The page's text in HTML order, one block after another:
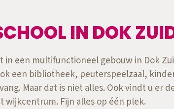
IN DOK
in een multifunctioneel gebouw in Dok
een bibliotheek, peuterspeelzaal,
Maar dat is niet alles. Ook vindt u er
wijkcentrum. Fijn alles op één plek.